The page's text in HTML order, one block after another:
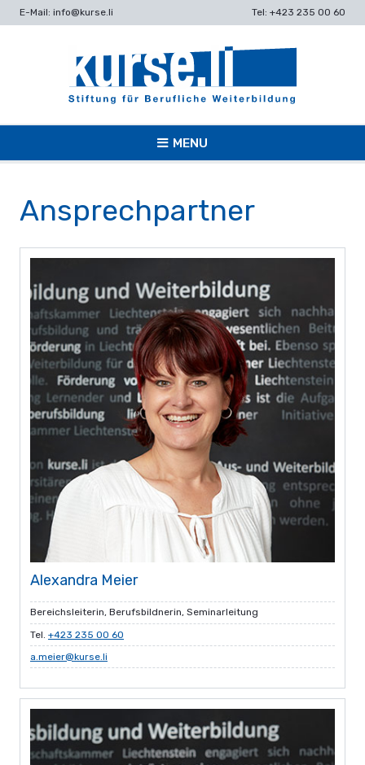
E-Mail: info@kurse.li Tel: +423 235 00 60
MENU
Ansprechpartner
Alexandra Meier
Bereichsleiterin, Berufsbildnerin, Seminarleitung
Tel. +423 235 00 60
a.meier@kurse.li